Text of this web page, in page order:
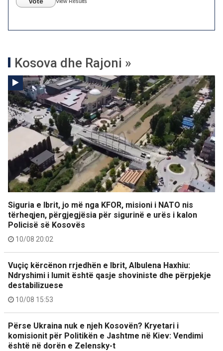
Kosova dhe Rajoni »
Siguria e Ibrit, jo më nga KFOR, misioni i NATO nis
tërheqjen, përgjegjësia për sigurinë e urës i kalon
Policisë së Kosovës
10/08 20:02
Vuçiç kërcënon rrjedhën e Ibrit, Albulena Haxhiu:
Ndryshimi i lumit është qasje shoviniste dhe përpjekje
destabilizuese
10/08 15:53
Përse Ukraina nuk e njeh Kosovën? Kryetari i
komisionit për Politikën e Jashtme në Kiev: Vendimi
është në dorën e Zelensky-t